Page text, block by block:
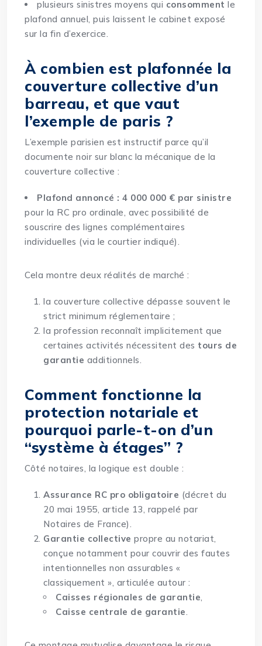
plusieurs sinistres moyens qui consomment le
plafond annuel, puis laissent le cabinet exposé
sur la fin d’exercice.
À combien est plafonnée la
couverture collective d’un
barreau, et que vaut
l’exemple de paris ?
L’exemple parisien est instructif parce qu’il
documente noir sur blanc la mécanique de la
couverture collective :
Plafond annoncé : 4 000 000 € par sinistre
pour la RC pro ordinale, avec possibilité de
souscrire des lignes complémentaires
individuelles (via le courtier indiqué).
Cela montre deux réalités de marché :
la couverture collective dépasse souvent le
strict minimum réglementaire ;
la profession reconnaît implicitement que
certaines activités nécessitent des tours de
garantie additionnels.
Comment fonctionne la
protection notariale et
pourquoi parle-t-on d’un
“système à étages” ?
Côté notaires, la logique est double :
Assurance RC pro obligatoire (décret du
20 mai 1955, article 13, rappelé par
Notaires de France).
Garantie collective propre au notariat,
conçue notamment pour couvrir des fautes
intentionnelles non assurables «
classiquement », articulée autour :
Caisses régionales de garantie
Caisse centrale de garantie